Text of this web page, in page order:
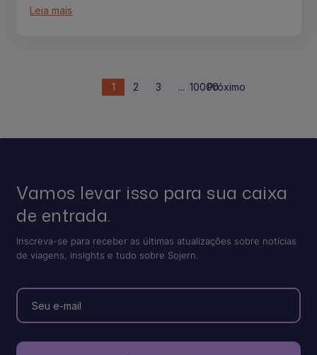
Leia mais
1 2 3 ... 10000Próximo
Vamos levar isso para sua caixa
de entrada.
Inscreva-se para receber as últimas atualizações sobre notícias
de viagens, insights e tudo sobre Sojern.